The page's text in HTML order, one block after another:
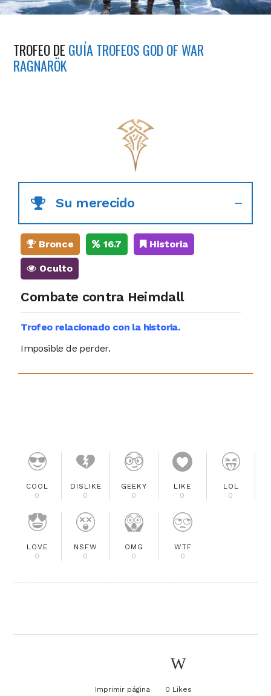
TROFEO DE GUÍA TROFEOS GOD OF WAR
RAGNARÖK
Su merecido
Bronce 16.7 Historia
Oculto
Combate contra Heimdall
Trofeo relacionado con la historia.
Imposible de perder.
COOL
0
DISLIKE
0
GEEKY
0
LIKE
0
LOL
0
LOVE
0
NSFW
0
OMG
0
WTF
0
Imprimir página 0 Likes